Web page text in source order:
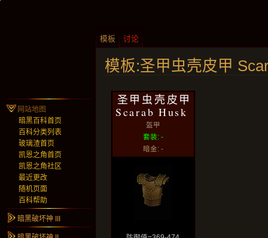
模板:圣甲虫壳皮甲
圣甲虫壳皮甲
Scarab Husk
盔甲
套装: -
暗金: -
模板 讨论
网站地图
暗黑百科首页
百科分类列表
玻璃渣首页
凯恩之角首页
凯恩之角社区
最近更改
随机页面
百科帮助
暗黑破坏神 III